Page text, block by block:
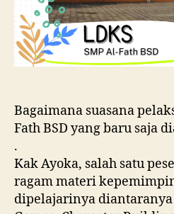
Bagaimana suasana
Fath BSD yang baru saja
.
Kak Ayoka, salah satu
ragam materi
dipelajarinya